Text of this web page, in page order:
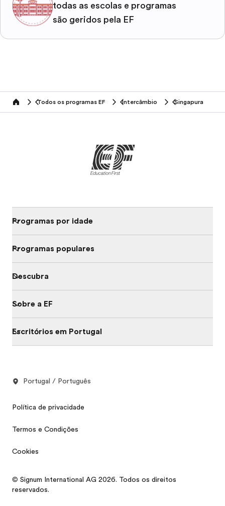
todas as escolas e programas
são geridos pela EF
home Todos os programas EF Intercâmbio Singapura
Programas por idade
Programas populares
Descubra
Sobre a EF
Escritórios em Portugal
Portugal / Português
Política de privacidade
Termos e Condições
Cookies
© Signum International AG 2026. Todos os direitos
reservados.